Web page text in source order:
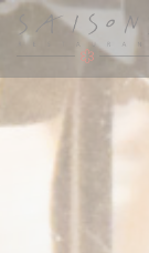
Personnalisation